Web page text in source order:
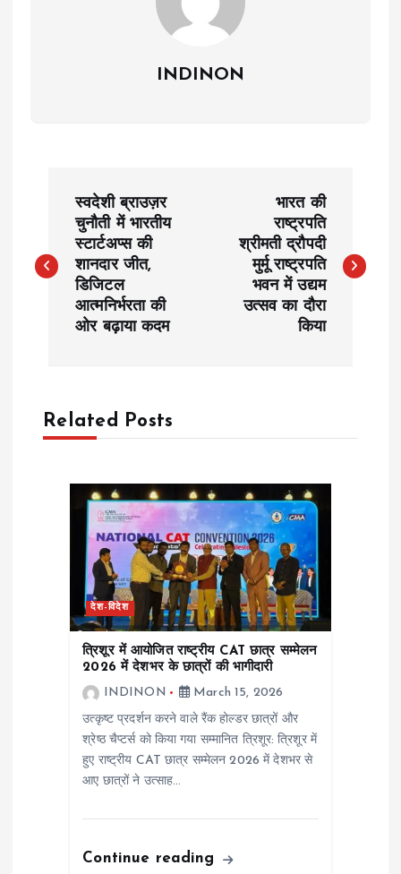
INDINON
s
a
v
स्वदेशी ब्राउज़र
चुनौती में भारतीय
स्टार्टअप्स की
शानदार जीत,
डिजिटल
आत्मनिर्भरता की
ओर बढ़ाया कदम
भारत की
राष्ट्रपति
श्रीमती द्रौपदी
मुर्मू राष्ट्रपति
भवन में उद्यम
उत्सव का दौरा
किया
Related Posts
देश-विदेश
त्रिशूर में आयोजित राष्ट्रीय CAT छात्र सम्मेलन
2026 में देशभर के छात्रों की भागीदारी
INDINON
March 15, 2026
उत्कृष्ट प्रदर्शन करने वाले रैंक होल्डर छात्रों और
श्रेष्ठ चैप्टर्स को किया गया सम्मानित त्रिशूर: त्रिशूर में
हुए राष्ट्रीय CAT छात्र सम्मेलन 2026 में देशभर से
आए छात्रों ने उत्साह…
Continue reading